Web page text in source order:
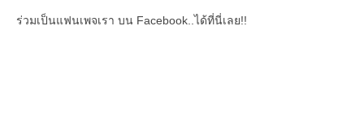
ร่วมเป็นแฟนเพจเรา บน Facebook..ได้ที่นี่เลย!!